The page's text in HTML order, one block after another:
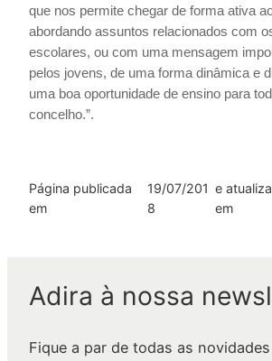
que nos permite chegar de forma ativa
abordando assuntos relacionados com
escolares, ou com uma mensagem
pelos jovens, de uma forma dinâmica e
uma boa oportunidade de ensino para
concelho.”.
Página publicada
em
19/07/201
8
e
em
Adira à nossa
Fique a par de todas as